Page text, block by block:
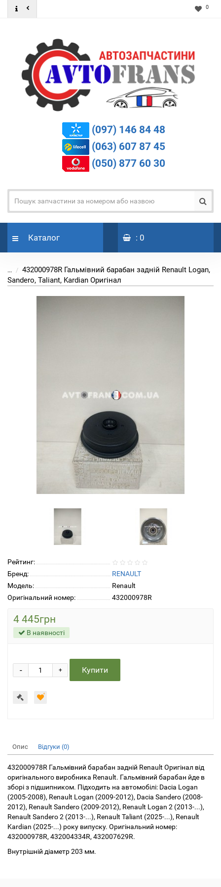
0
(097) 146 84 48
(063) 607 87 45
(050) 877 60 30
Каталог : 0
...
432000978R Гальмівний барабан задній Renault Logan,
Sandero, Taliant, Kardian Оригінал
Рейтинг:
Бренд:
RENAULT
Модель:
Renault
Оригінальний номер:
432000978R
4 445грн
В наявності
+
- Купити
Опис Відгуки (0)
432000978R Гальмівний барабан задній Renault Оригінал від
оригінального виробника Renault. Гальмівний барабан йде в
зборі з підшипником. Підходить на автомобілі: Dacia Logan
(2005-2008), Renault Logan (2009-2012), Dacia Sandero (2008-
2012), Renault Sandero (2009-2012), Renault Logan 2 (2013-...),
Renault Sandero 2 (2013-...), Renault Taliant (2025-...), Renault
Kardian (2025-...) року випуску. Оригінальний номер:
432000978R, 432004334R, 432007629R.
Внутрішній діаметр 203 мм.